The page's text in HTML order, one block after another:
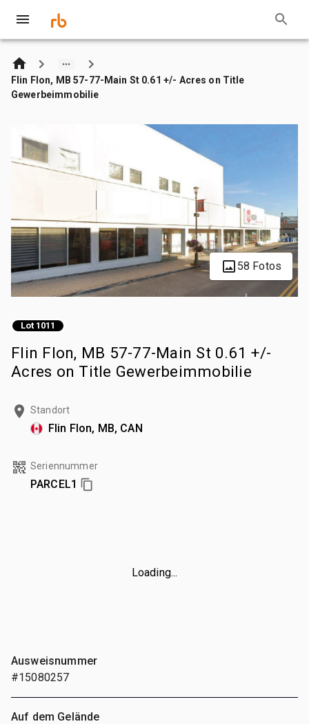
Flin Flon, MB 57-77-Main St 0.61 +/- Acres on Title
Gewerbeimmobilie
58 Fotos
Lot 1011
Flin Flon, MB 57-77-Main St 0.61 +/-
Acres on Title Gewerbeimmobilie
Standort
Flin Flon, MB, CAN
Seriennummer
PARCEL1
Loading...
Ausweisnummer
#15080257
Auf dem Gelände